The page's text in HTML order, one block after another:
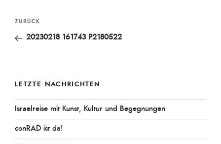
Beitragsnavigation
Vorheriger
Beitrag
ZURÜCK
20230218 161743 P2180522
LETZTE NACHRICHTEN
Israelreise mit Kunst, Kultur und Begegnungen
conRAD ist da!